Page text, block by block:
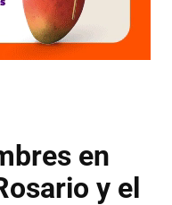
en
y el